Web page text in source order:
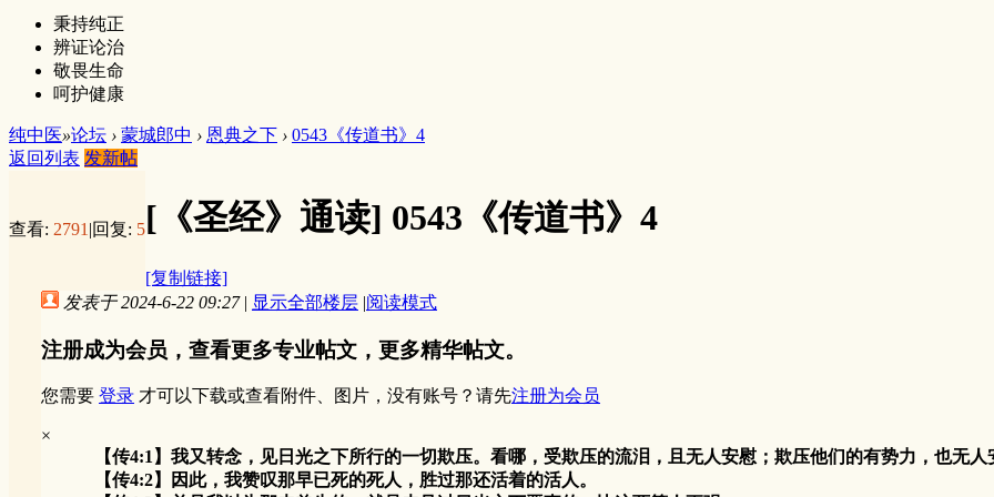
秉持纯正
辨证论治
敬畏生命
呵护健康
纯中医»论坛 › 蒙城郎中 › 恩典之下 › 0543《传道书》4
返回列表 发新帖
查看: 2791 |回复: 5[《圣经》通读] 0543《传道书》4
[复制链接]
发表于 2024-6-22 09:27 | 显示全部楼层 |阅读模式
注册成为会员，查看更多专业帖文，更多精华帖文。
您需要 登录 才可以下载或查看附件、图片，没有账号？请先注册为会员
×
【传4:1】我又转念，见日光之下所行的一切欺压。看哪，受欺压的流泪，且无人安慰；欺压他们的有势力，也无人
【传4:2】因此，我赞叹那早已死的死人，胜过那还活着的活人。